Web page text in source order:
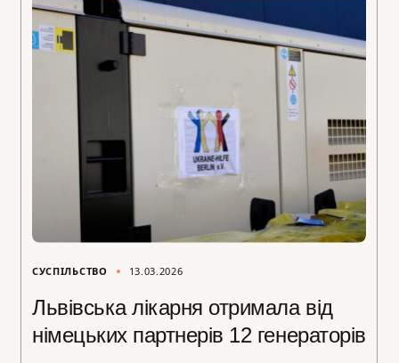
СУСПІЛЬСТВО 13.03.2026
Львівська лікарня отримала від
німецьких партнерів 12 генераторів